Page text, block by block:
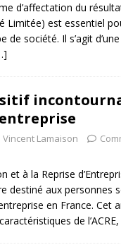
d’affectation du
Limitée) est essentiel
de société. Il s’agit
Vincent Lamaison
et à la Reprise
destiné aux personnes
en France. Cet
de l’ACRE,